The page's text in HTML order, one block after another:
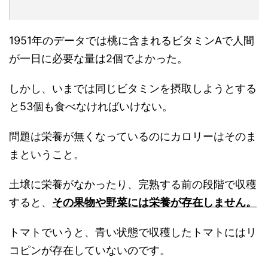
1951年のデータでは桃に含まれるビタミンAで人間
が一日に必要な量は2個でよかった。
しかし、いまでは同じビタミンを摂取しようとする
と53個も食べなければいけない。
問題は栄養が無くなっているのにカロリーはそのま
まということ。
土壌に栄養がなかったり、完熟する前の段階で収穫
すると、 その果物や野菜には栄養が存在しません。
トマトでいうと、青い状態で収穫したトマトにはリ
コピンが存在していないのです。